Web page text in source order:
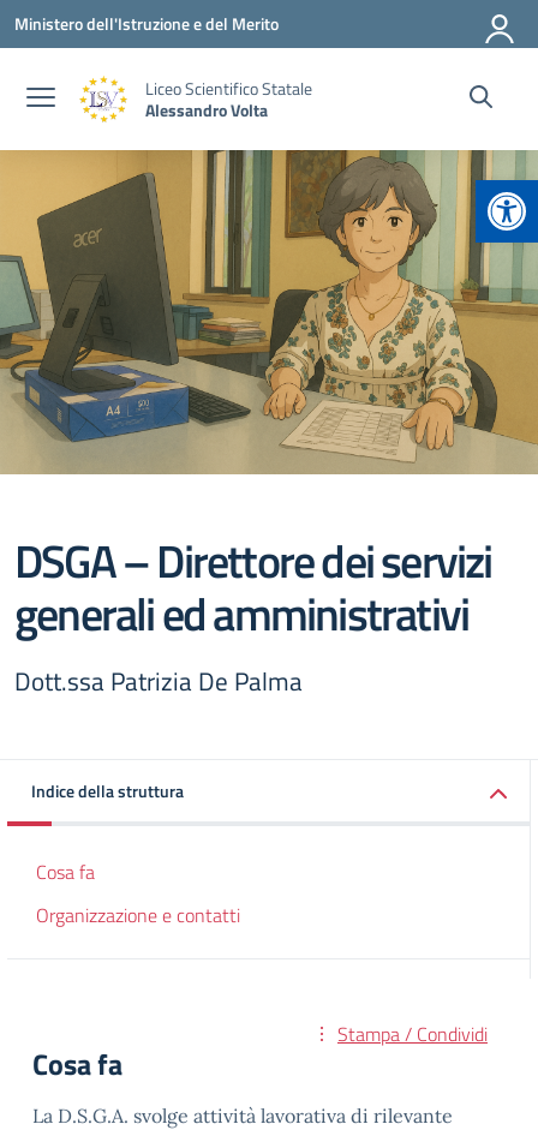
Vai ai contenuti
Vai al menu di navigazione
Vai al footer
Ministero dell'Istruzione e del Merito
Liceo Scientifico Statale
Alessandro Volta
DSGA – Direttore dei servizi
generali ed amministrativi
Dott.ssa Patrizia De Palma
Indice della struttura
Cosa fa
Organizzazione e contatti
Stampa / Condividi
Cosa fa
La D.S.G.A. svolge attività lavorativa di rilevante